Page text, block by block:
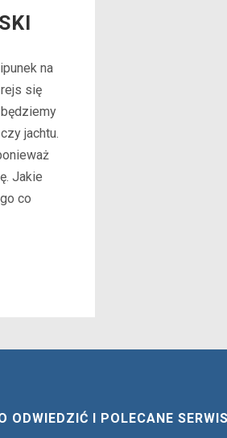
na
się
jachtu.
Jakie
co
ODWIEDZIĆ I POLECANE